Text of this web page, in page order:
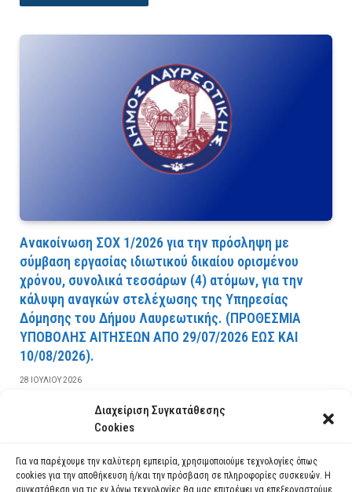
Διαχείριση Συγκατάθεσης
Cookies
Για να παρέχουμε την καλύτερη εμπειρία, χρησιμοποιούμε τεχνολογίες όπως
cookies για την αποθήκευση ή/και την πρόσβαση σε πληροφορίες συσκευών. Η
συγκατάθεση για τις εν λόγω τεχνολογίες θα μας επιτρέψει να επεξεργαστούμε
Ανακοίνωση ΣΟΧ 1/2026 για την πρόσληψη με
σύμβαση εργασίας ιδιωτικού δικαίου ορισμένου
χρόνου, συνολικά τεσσάρων (4) ατόμων, για την
κάλυψη αναγκών στελέχωσης της Υπηρεσίας
Δόμησης του Δήμου Λαυρεωτικής. (ΠPOΘEΣMIA
YΠOBOΛHΣ AITHΣEΩN AΠO 29/07/2026 EΩΣ KAI
10/08/2026).
28 ΙΟΥΛΊΟΥ 2026
ΔΙΑΒΆΣΤΕ ΠΕΡΙΣΣΌΤΕΡΑ